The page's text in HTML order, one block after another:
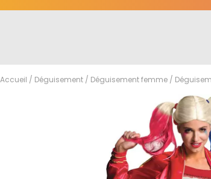
Accueil / Déguisement / Déguisement femme /